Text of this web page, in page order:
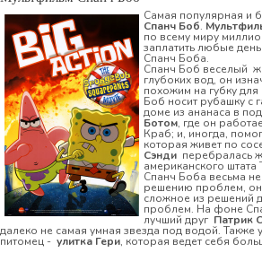
Самая популярная и
Спанч Боб.
по всему миру
заплатить любые
Спанч Боба.
Спанч Боб веселый
глубоких вод, он
похожим на губку
Боб носит рубашку с
доме из ананаса в
Ботом, где он
Краб; и, иногда,
которая живет по
Сэнди перебралась
американского штата
Спанч Боба весьма
решению проблем,
сложное из решений
проблем. На фоне
лучший друг Патрик
далеко не самая умная звезда под водой. Также
питомец - улитка Гери, которая ведет себя